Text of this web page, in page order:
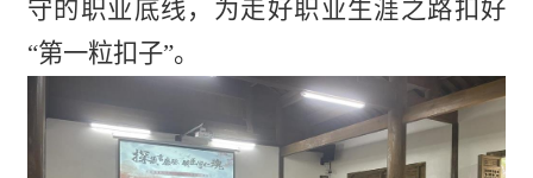
守的职业底线，为走好职业生涯之路扣好
“第一粒扣子”。